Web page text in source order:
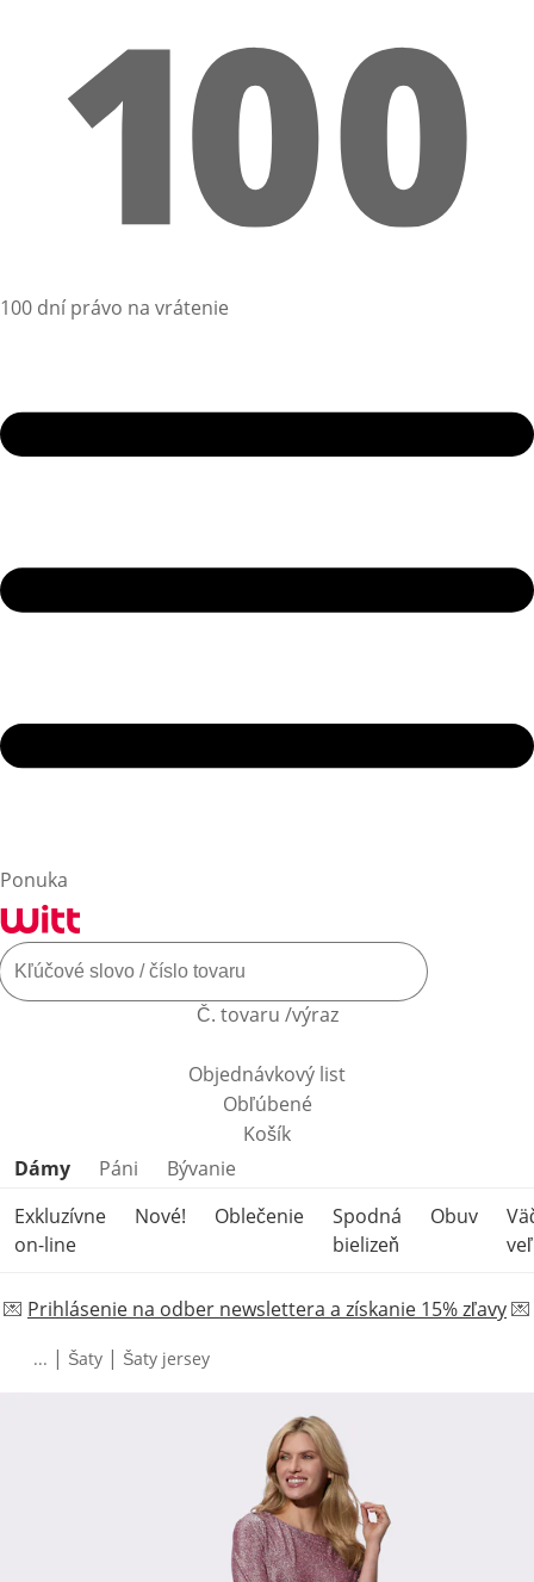
100 dní právo na vrátenie
Ponuka
Č. tovaru /výraz
Objednávkový list
Obľúbené
Košík
Preskočiť kategórie produktov
Dámy Páni
Bývanie
Exkluzívne
on-line
Nové! Oblečenie
Spodná
bielizeň
Obuv
💌 Prihlásenie na odber newslettera a získanie 15% zľavy💌
... | Šaty | Šaty jersey